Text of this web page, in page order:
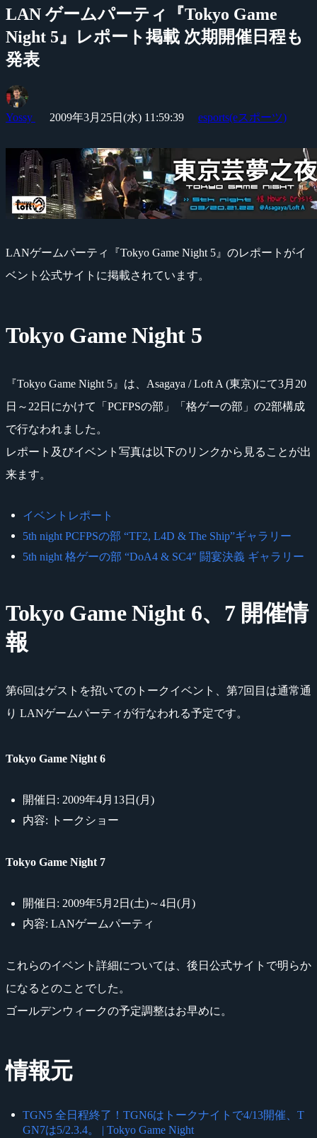
LAN ゲームパーティ『Tokyo Game
Night 5』レポート掲載 次期開催日程も
発表
Yossy 2009年3月25日(水) 11:59:39 esports(eスポーツ)
LANゲームパーティ『Tokyo Game Night 5』のレポートがイ
ベント公式サイトに掲載されています。
Tokyo Game Night 5
『Tokyo Game Night 5』は、Asagaya / Loft A (東京)にて3月20
日～22日にかけて「PCFPSの部」「格ゲーの部」の2部構成
で行なわれました。
レポート及びイベント写真は以下のリンクから見ることが出
来ます。
イベントレポート
5th night PCFPSの部 “TF2, L4D & The Ship”ギャラリー
5th night 格ゲーの部 “DoA4 & SC4″ 闘宴決義 ギャラリー
Tokyo Game Night 6、7 開催情
報
第6回はゲストを招いてのトークイベント、第7回目は通常通
り LANゲームパーティが行なわれる予定です。
Tokyo Game Night 6
開催日: 2009年4月13日(月)
内容: トークショー
Tokyo Game Night 7
開催日: 2009年5月2日(土)～4日(月)
内容: LANゲームパーティ
これらのイベント詳細については、後日公式サイトで明らか
になるとのことでした。
ゴールデンウィークの予定調整はお早めに。
情報元
TGN5 全日程終了！TGN6はトークナイトで4/13開催、T
GN7は5/2.3.4。 | Tokyo Game Night